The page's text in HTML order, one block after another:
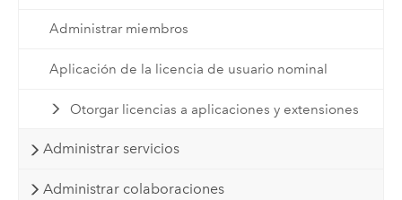
Administrar miembros
Aplicación de la licencia de usuario nominal
Otorgar licencias a aplicaciones y extensiones
Administrar servicios
Administrar colaboraciones